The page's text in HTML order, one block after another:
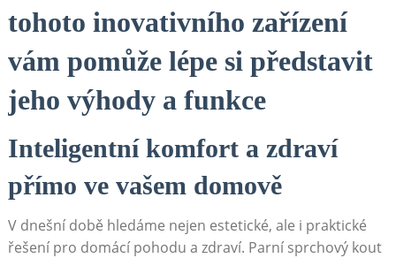
tohoto inovativního zařízení
vám pomůže lépe si představit
jeho výhody a funkce
Inteligentní komfort a zdraví
přímo ve vašem domově
V dnešní době hledáme nejen estetické, ale i praktické
řešení pro domácí pohodu a zdraví. Parní sprchový kout